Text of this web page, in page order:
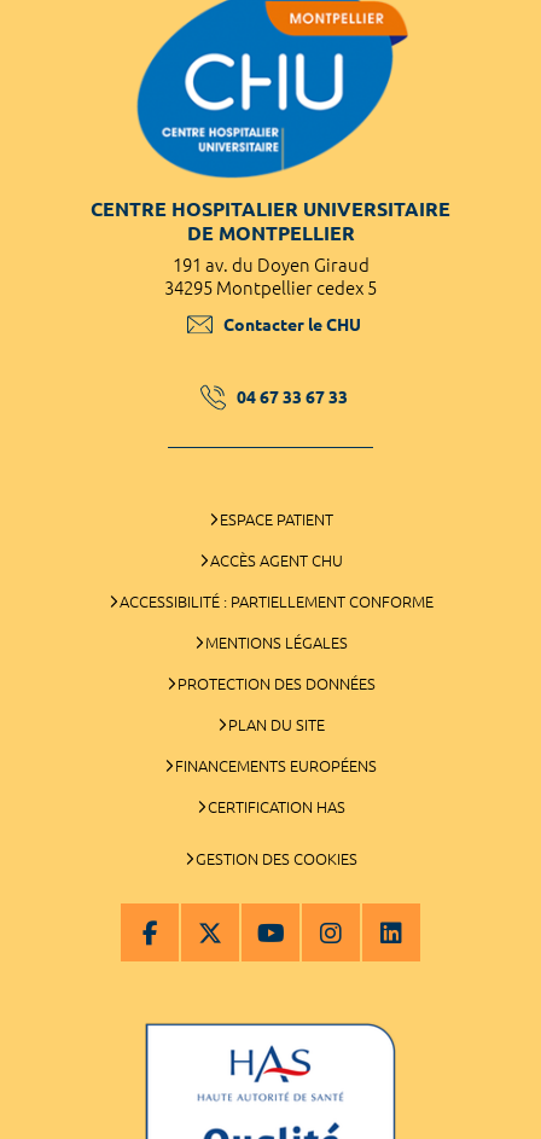
CENTRE HOSPITALIER UNIVERSITAIRE
DE MONTPELLIER
191 av. du Doyen Giraud
34295 Montpellier cedex 5
Contacter le CHU
04 67 33 67 33
ESPACE PATIENT
ACCÈS AGENT CHU
ACCESSIBILITÉ : PARTIELLEMENT CONFORME
MENTIONS LÉGALES
PROTECTION DES DONNÉES
PLAN DU SITE
FINANCEMENTS EUROPÉENS
CERTIFICATION HAS
GESTION DES COOKIES